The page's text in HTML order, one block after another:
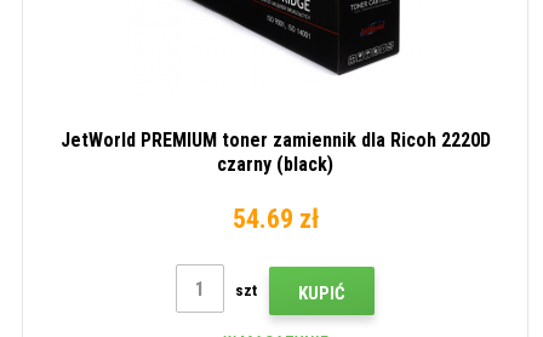
JetWorld PREMIUM toner zamiennik dla Ricoh 2220D
czarny (black)
54.69 zł
szt KUPIĆ